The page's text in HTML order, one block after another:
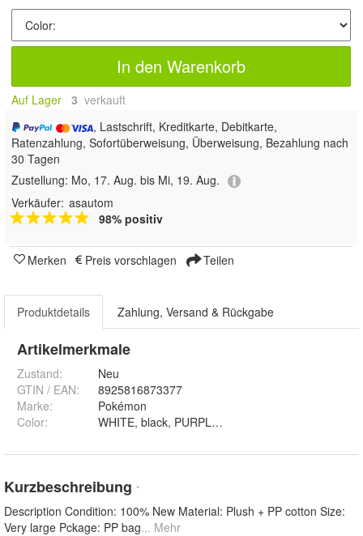
In den Warenkorb
Auf Lager 3 verkauft
, Lastschrift, Kreditkarte, Debitkarte,
Ratenzahlung, Sofortüberweisung, Überweisung, Bezahlung nach
30 Tagen
Zustellung: Mo, 17. Aug. bis Mi, 19. Aug.
Verkäufer: asautom
98% positiv
Merken Preis vorschlagen Teilen
Produktdetails Zahlung, Versand & Rückgabe
Artikelmerkmale
Zustand:
Neu
GTIN / EAN:
8925816873377
Marke:
Pokémon
Color:
Kurzbeschreibung *
Description Condition: 100% New Material: Plush + PP cotton Size:
Very large Pckage: PP bag... Mehr